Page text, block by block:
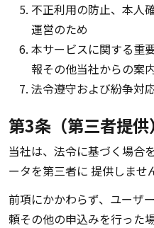
不正利用の防止、本人
運営のため
本サービスに関する重
報その他当社からの案
法令遵守および紛争対
第3条（第三者提供）
当社は、法令に基づく場合
ータを第三者に 提供しませ
前項にかかわらず、ユーザ
頼その他の申込みを行った